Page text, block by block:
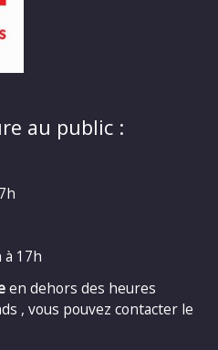
au public :
à 17h
en dehors des heures
, vous pouvez contacter le